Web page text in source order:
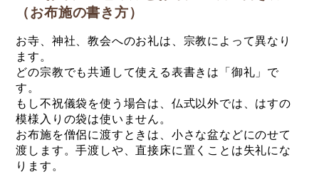
（お布施の書き方）
お寺、神社、教会へのお礼は、宗教によって異なり
ます。
どの宗教でも共通して使える表書きは「御礼」で
す。
もし不祝儀袋を使う場合は、仏式以外では、はすの
模様入りの袋は使いません。
お布施を僧侶に渡すときは、小さな盆などにのせて
渡します。手渡しや、直接床に置くことは失礼にな
ります。